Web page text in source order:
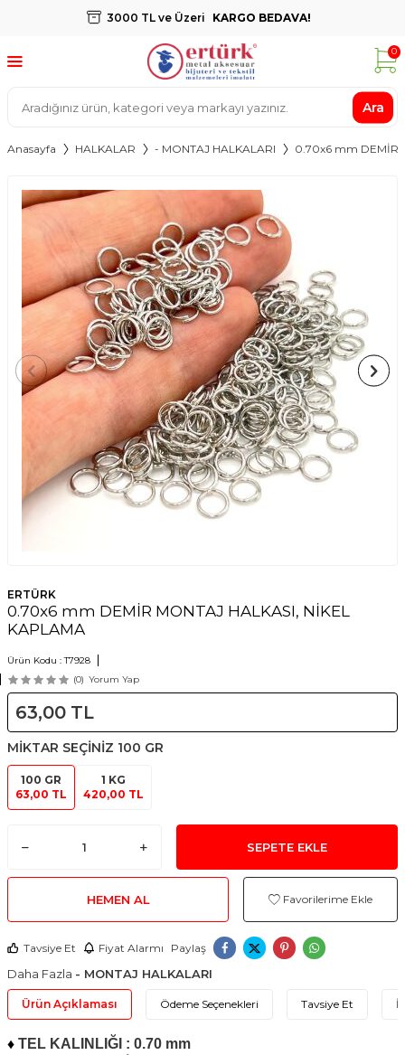
3000 TL ve Üzeri KARGO BEDAVA!
Ara
0
Anasayfa HALKALAR - MONTAJ HALKALARI 0.70x6 mm DEMİR
ERTÜRK
0.70x6 mm DEMİR MONTAJ HALKASI, NİKEL
KAPLAMA
Ürün Kodu :T7928
(0) Yorum Yap
63,00 TL
MİKTAR SEÇİNİZ 100 GR
100 GR
63,00 TL
1 KG
420,00 TL
SEPETE EKLE
HEMEN AL Favorilerime Ekle
Tavsiye Et Fiyat Alarmı Paylaş
Daha Fazla - MONTAJ HALKALARI
Ürün Açıklaması Ödeme Seçenekleri Tavsiye Et
♦ TEL KALINLIĞI : 0.70 mm